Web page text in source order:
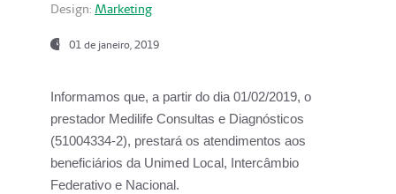
Design: Marketing
01 de janeiro, 2019
Informamos que, a partir do dia 01/02/2019, o
prestador Medilife Consultas e Diagnósticos
(51004334-2), prestará os atendimentos aos
beneficiários da Unimed Local, Intercâmbio
Federativo e Nacional.